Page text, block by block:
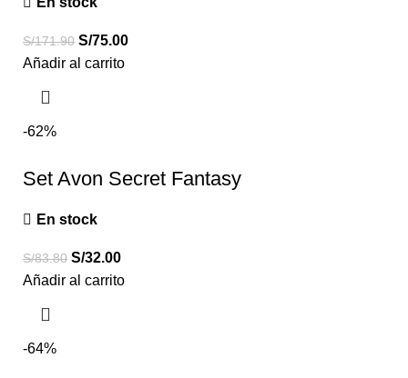
S/171.90 S/75.00
Añadir al carrito
-62%
Set Avon Secret Fantasy
En stock
S/83.80 S/32.00
Añadir al carrito
-64%